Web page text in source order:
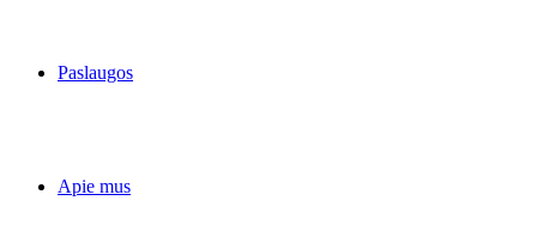
Paslaugos
Apie mus